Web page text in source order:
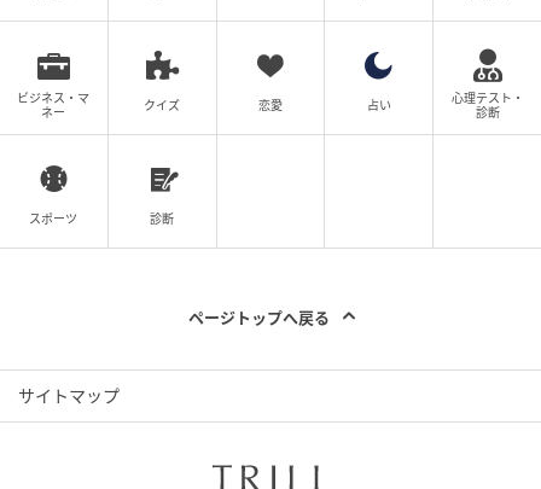
マイナビウーマン
また、カバンの中での誤作動を防ぐ「2秒長押し電源
ON/OFF」や、お子さまも安心して使える巻き込み防止
など、細かな配慮も嬉しいポイントです。
■新感覚！ スライドボタンで直感的な「ON/OFF＆風
量調節」
ビジネス・マ
ネー
クイズ 恋愛 占い
心理テスト・
診断
スポーツ 診断
ページトップへ戻る
サイトマップ